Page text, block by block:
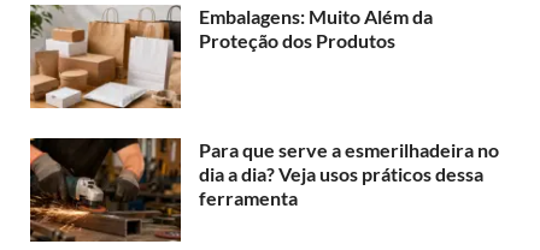
Embalagens: Muito Além da
Proteção dos Produtos
Para que serve a esmerilhadeira no
dia a dia? Veja usos práticos dessa
ferramenta